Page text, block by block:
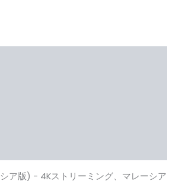
シア版) - 4Kストリーミング、マレーシア